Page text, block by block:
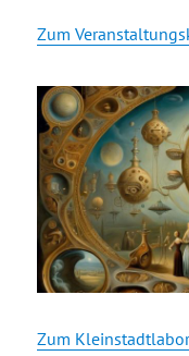
Zum
Zum